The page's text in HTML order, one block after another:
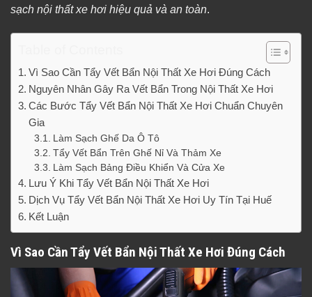
sạch nội thất xe hơi hiệu quả và an toàn.
Vì Sao Cần Tẩy Vết Bẩn Nội Thất Xe Hơi Đúng Cách
Nguyên Nhân Gây Ra Vết Bẩn Trong Nội Thất Xe Hơi
Các Bước Tẩy Vết Bẩn Nội Thất Xe Hơi Chuẩn Chuyên
Gia
Làm Sạch Ghế Da Ô Tô
Tẩy Vết Bẩn Trên Ghế Nỉ Và Thảm Xe
Làm Sạch Bảng Điều Khiển Và Cửa Xe
Lưu Ý Khi Tẩy Vết Bẩn Nội Thất Xe Hơi
Dịch Vụ Tẩy Vết Bẩn Nội Thất Xe Hơi Uy Tín Tại Huế
Kết Luận
Vì Sao Cần Tẩy Vết Bẩn Nội Thất Xe Hơi Đúng Cách